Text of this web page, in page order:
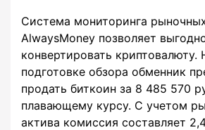
Система мониторинга
AlwaysMoney позволяет
конвертировать
подготовке обзора обменник
продать биткоин за 8 485 570
плавающему курсу. С учетом
актива комиссия составляет